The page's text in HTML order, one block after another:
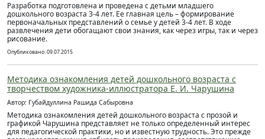
Разработка подготовлена и проведена с детьми младшего
дошкольного возраста 3-4 лет. Ее главная цель – формирование
первоначальных представлений о семье у детей 3-4 лет. В ходе
развлечения дети обогащают свои знания, как через игры, так и через
рисование.
Опубликовано: 09.07.2015
Методика ознакомления детей дошкольного возраста с
творчеством художника-иллюстратора Е. И. Чарушина
Автор: Губайдуллина Рашида Сабыровна
Методика ознакомления детей дошкольного возраста с прозой и
графикой Чарушина представляет не только определенный интерес
для педагогической практики, но и известную трудность. Это прежде